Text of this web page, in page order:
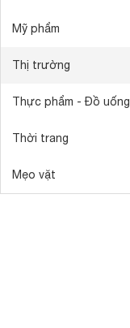
Mỹ phẩm
Thị trường
Thực phẩm - Đồ uống
Thời trang
Mẹo vặt